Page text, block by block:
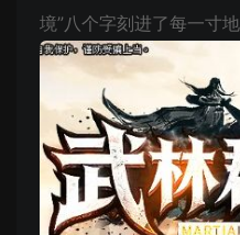
境”八个字刻进了每一寸